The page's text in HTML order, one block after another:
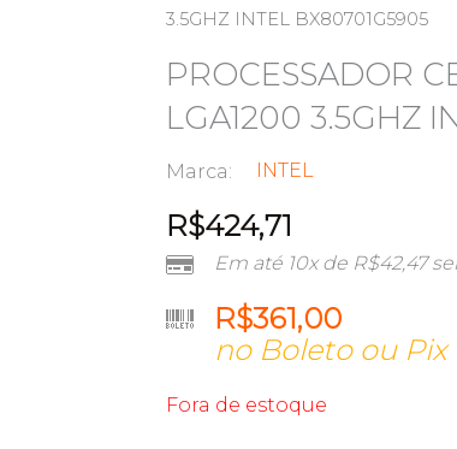
3.5GHZ INTEL BX80701G5905
PROCESSADOR
LGA1200 3.5GHZ
Marca: INTEL
R$424,71
Em até 10x de R$42,47
R$361,00
no Boleto ou Pix
Fora de estoque